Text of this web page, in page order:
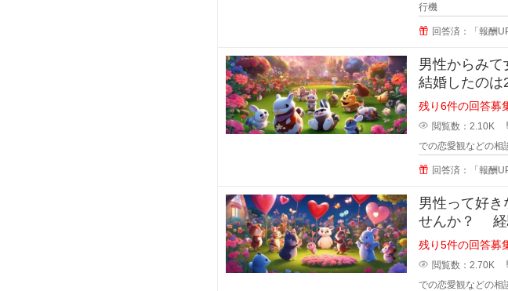
行機
回答済：「報酬
男性からみ
結婚したのは
が、30歳の誕
残り6件の回答募
閲覧数：2.10K
での恋愛観などの相
回答済：「報酬
男性って好き
せんか？ 経
いのですが...
残り5件の回答募
閲覧数：2.70K
での恋愛観などの相